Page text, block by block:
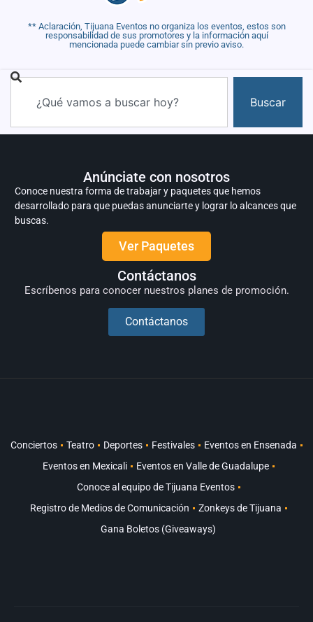
** Aclaración, Tijuana Eventos no organiza los eventos, estos son
responsabilidad de sus promotores y la información aquí
mencionada puede cambiar sin previo aviso.
Buscar
Anúnciate con nosotros
Conoce nuestra forma de trabajar y paquetes que hemos
desarrollado para que puedas anunciarte y lograr lo alcances que
buscas.
Ver Paquetes
Contáctanos
Escríbenos para conocer nuestros planes de promoción.
Contáctanos
Conciertos Teatro Deportes Festivales
Eventos en Ensenada
Eventos en Mexicali
Eventos en Valle de Guadalupe
Conoce al equipo de Tijuana Eventos
Registro de Medios de Comunicación
Zonkeys de Tijuana
Gana Boletos (Giveaways)